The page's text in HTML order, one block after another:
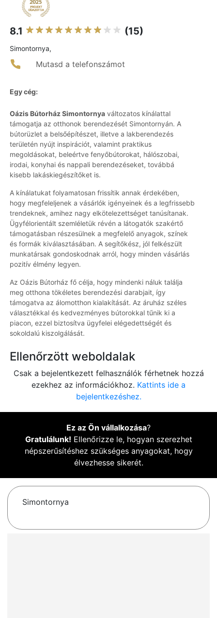
8.1 (15)
Simontornya,
Mutasd a telefonszámot
Egy cég:
Oázis Bútorház Simontornya változatos kínálattal
támogatja az otthonok berendezését Simontornyán. A
bútorüzlet a belsőépítészet, illetve a lakberendezés
területén nyújt inspirációt, valamint praktikus
megoldásokat, beleértve fenyőbútorokat, hálószobai,
irodai, konyhai és nappali berendezéseket, továbbá
kisebb lakáskiegészítőket is.
A kínálatukat folyamatosan frissítik annak érdekében,
hogy megfeleljenek a vásárlók igényeinek és a legfrissebb
trendeknek, amihez nagy elkötelezettséget tanúsítanak.
Ügyfélorientált szemléletük révén a látogatók szakértő
támogatásban részesülnek a megfelelő anyagok, színek
és formák kiválasztásában. A segítőkész, jól felkészült
munkatársak gondoskodnak arról, hogy minden vásárlás
pozitív élmény legyen.
Az Oázis Bútorház fő célja, hogy mindenki náluk találja
meg otthona tökéletes berendezési darabjait, így
támogatva az álomotthon kialakítását. Az áruház széles
választékkal és kedvezményes bútorokkal tűnik ki a
piacon, ezzel biztosítva ügyfelei elégedettségét és
sokoldalú kiszolgálását.
Ellenőrzött weboldalak
Csak a bejelentkezett felhasználók férhetnek hozzá
ezekhez az információkhoz. Kattints ide a
bejelentkezéshez.
Ez az Ön vállalkozása?
Gratulálunk! Ellenőrizze le, hogyan szerezhet
népszerűsítéshez szükséges anyagokat, hogy
élvezhesse sikerét.
Simontornya